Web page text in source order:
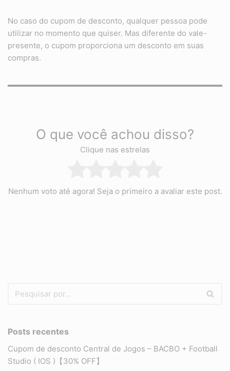
No caso do cupom de desconto, qualquer pessoa pode
utilizar no momento que quiser. Mas diferente do vale-
presente, o cupom proporciona um desconto em suas
compras.
O que você achou disso?
Clique nas estrelas
Nenhum voto até agora! Seja o primeiro a avaliar este post.
Posts recentes
Cupom de desconto Central de Jogos – BACBO + Football
Studio ( IOS )【30% OFF】